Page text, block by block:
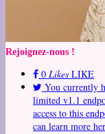
Rejoignez-nous !
0 Likes LIKE
You currently
limited v1.1
access to this
can learn more